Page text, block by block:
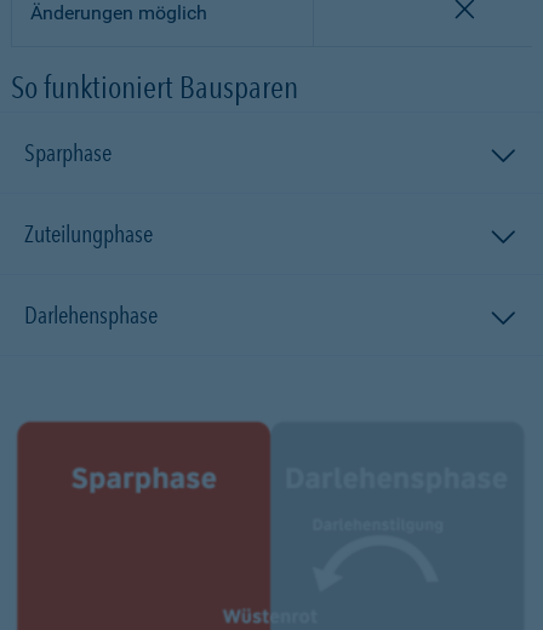
Änderungen möglich
So funktioniert Bausparen
Sparphase
Zuteilungphase
Darlehensphase